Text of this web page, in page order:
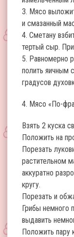
3. Мясо
и смазанный
4. Сметану
тертый сыр.
5. Равномерно
полить яичным
градусов
4. Мясо «По-
Взять 2 куска
Положить на
Порезать
растительном
аккуратно
кругу.
Порезать и
Грибы немного
выдавить
Положить пару